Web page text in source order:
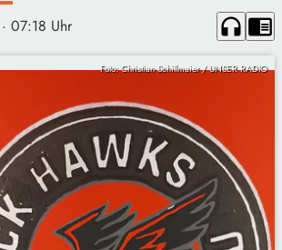
· 07:18 Uhr headphones chrome_reader_mode
Foto: Christian Schillmaier / UNSER RADIO